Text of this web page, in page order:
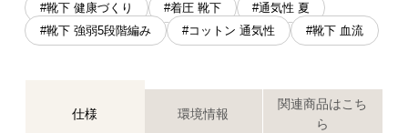
#靴下 健康づくり #着圧 靴下
#通気性 夏
#靴下 強弱5段階編み
#コットン 通気性 #靴下 血流
仕様 環境情報
関連商品はこち
ら